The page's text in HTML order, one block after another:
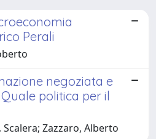
Perali
negoziata e
politica per il
Zazzaro, Alberto